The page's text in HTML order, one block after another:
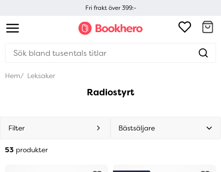
Fri frakt över 399:-
Hem Leksaker
Radiostyrt
Filter
53 produkter